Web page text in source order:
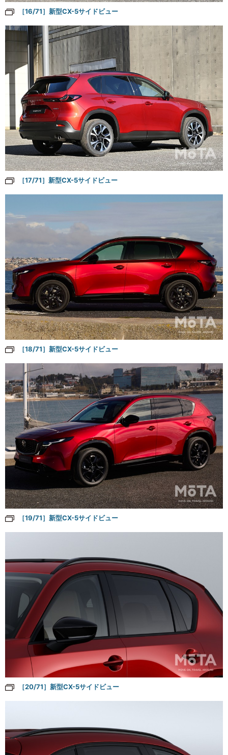
［16/71］新型CX-5サイドビュー
［17/71］新型CX-5サイドビュー
［18/71］新型CX-5サイドビュー
［19/71］新型CX-5サイドビュー
［20/71］新型CX-5サイドビュー